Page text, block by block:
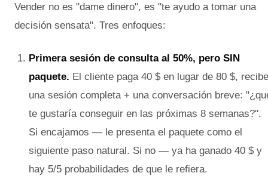
Vender no es "dame dinero", es "te ayudo a tomar una
decisión sensata". Tres enfoques:
Primera sesión de consulta al 50%, pero SIN
paquete. El cliente paga 40 $ en lugar de 80 $, recibe
una sesión completa + una conversación breve:
te gustaría conseguir en las próximas 8 semanas?".
Si encajamos — le presenta el paquete como el
siguiente paso natural. Si no — ya ha ganado 40 $ y
hay 5/5 probabilidades de que le refiera.